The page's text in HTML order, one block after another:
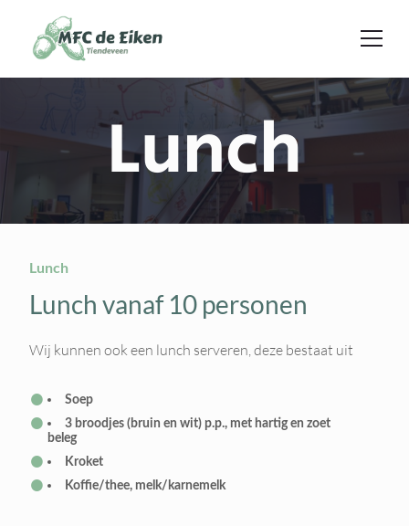
Ga naar de inhoud
Lunch
Lunch
Lunch vanaf 10 personen
Wij kunnen ook een lunch serveren, deze bestaat uit
Soep
3 broodjes (bruin en wit) p.p., met hartig en zoet
beleg
Kroket
Koffie/thee, melk/karnemelk